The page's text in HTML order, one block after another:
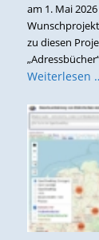
am 1. Mai
zu diesen
Weiterlesen